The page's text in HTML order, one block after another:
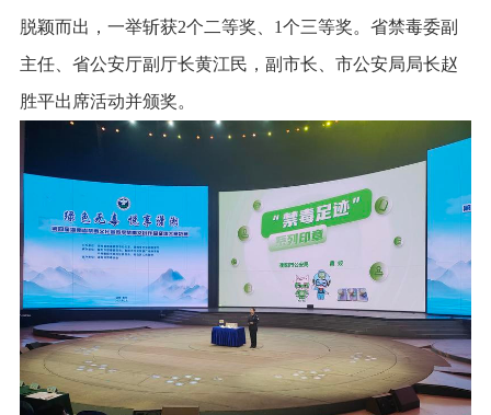
脱颖而出，一举斩获2个二等奖、1个三等奖。省禁毒委副
主任、省公安厅副厅长黄江民，副市长、市公安局局长赵
胜平出席活动并颁奖。